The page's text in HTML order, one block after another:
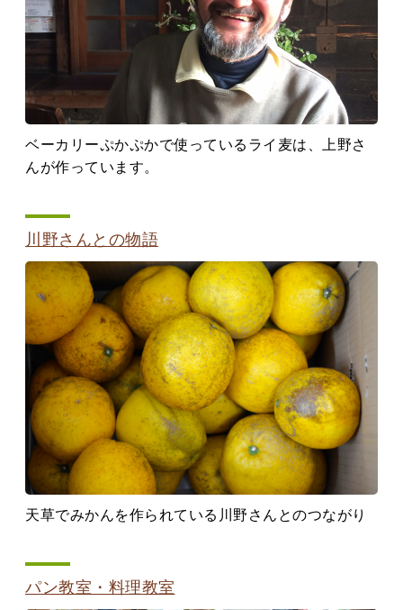
ベーカリーぷかぷかで使っているライ麦は、上野さ
んが作っています。
川野さんとの物語
天草でみかんを作られている川野さんとのつながり
パン教室・料理教室